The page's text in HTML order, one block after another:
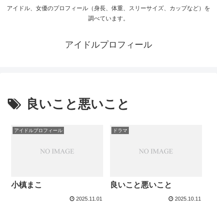
アイドル、女優のプロフィール（身長、体重、スリーサイズ、カップなど）を
調べています。
アイドルプロフィール
良いこと悪いこと
アイドルプロフィール
小槙まこ
2025.11.01
ドラマ
良いこと悪いこと
2025.10.11